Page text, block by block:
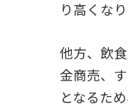
り高くなり
他方、飲
金商売、
となるた